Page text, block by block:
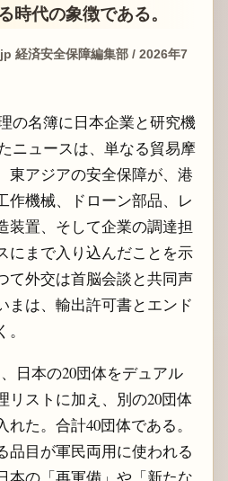
時代の象徴である。
経済安全保障編集部 / 2026年7
の名簿に日本企業と研究機
ニュースは、単なる貿易摩
東アジアの安全保障が、港
作機械、ドローン部品、レ
装置、そして企業の調達担
にまで入り込んだことを示
て外交は首脳会談と共同声
まは、輸出許可書とエンド
日本の20団体をデュアル
リストに加え、別の20団体
た。合計40団体である。
品目が軍民両用に使われる